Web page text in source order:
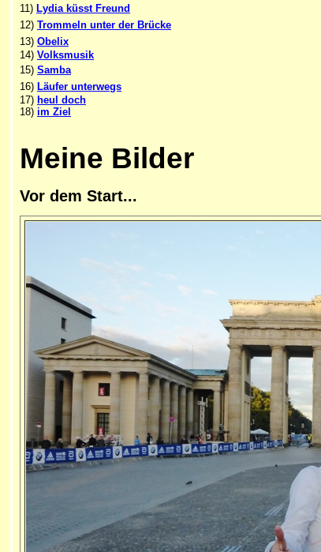
11) Lydia küsst Freund
12) Trommeln unter der Brücke
13) Obelix
14) Volksmusik
15) Samba
16) Läufer unterwegs
17) heul doch
18) im Ziel
Meine Bilder
Vor dem Start...